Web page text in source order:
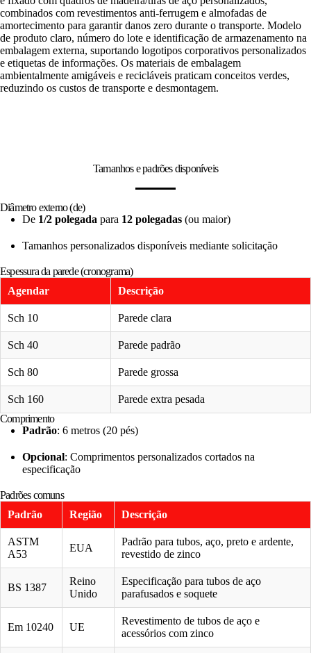
combinados com revestimentos anti-ferrugem e almofadas de
amortecimento para garantir danos zero durante o transporte. Modelo
de produto claro, número do lote e identificação de armazenamento na
embalagem externa, suportando logotipos corporativos personalizados
e etiquetas de informações. Os materiais de embalagem
ambientalmente amigáveis ​​e recicláveis ​​praticam conceitos verdes,
reduzindo os custos de transporte e desmontagem.
Tamanhos e padrões disponíveis
Diâmetro externo (de)
De 1/2 polegada para 12 polegadas (ou maior)
Tamanhos personalizados disponíveis mediante solicitação
Espessura da parede (cronograma)
Agendar
Descrição
Sch 10 Parede clara
Sch 40 Parede padrão
Sch 80 Parede grossa
Sch 160
Parede extra pesada
Comprimento
Padrão: 6 metros (20 pés)
Opcional: Comprimentos personalizados cortados na
especificação
Padrões comuns
Padrão
Região Descrição
ASTM
A53
EUA
Padrão para tubos, aço, preto e ardente,
revestido de zinco
BS 1387
Reino
Unido
Especificação para tubos de aço
parafusados ​​e soquete
Em 10240 UE
Revestimento de tubos de aço e
acessórios com zinco